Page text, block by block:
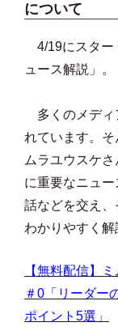
について
4/19にスター
ュース解説」。
多くのメディ
れています。
ムラユウスケ
に重要なニュ
話などを交え
わかりやすく解
【無料配信】
＃0「リーダー
ポイント5選」